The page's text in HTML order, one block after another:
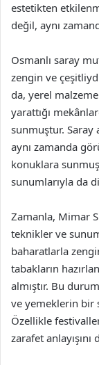
estetikten
değil, aynı
Osmanlı saray
zengin ve
da, yerel
yarattığı
sunmuştur. Saray
aynı zamanda
konuklara
sunumlarıyla da
Zamanla, Mimar
teknikler ve
baharatlarla
tabakların
almıştır. Bu
ve yemeklerin bir
Özellikle
zarafet